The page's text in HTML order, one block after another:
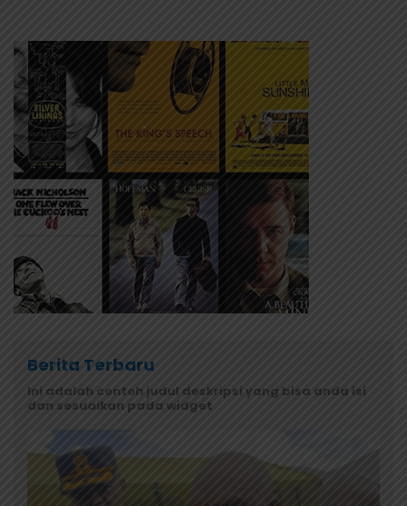
Berita Terbaru
Ini adalah contoh judul deskripsi yang bisa anda isi
dan sesuaikan pada widget